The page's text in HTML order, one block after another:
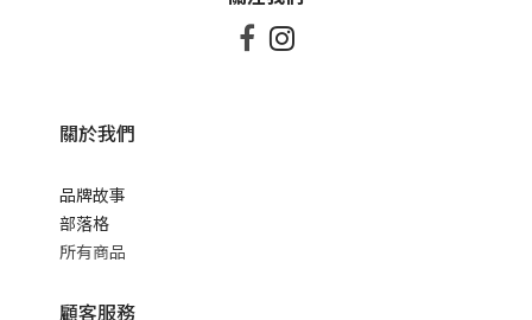
 
關於我們
品牌故事
部落格
所有商品
顧客服務